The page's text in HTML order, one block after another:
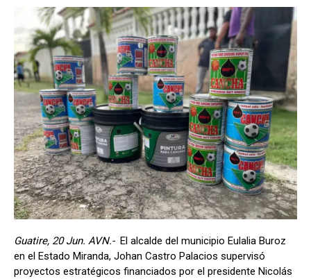
Guatire, 20 Jun. AVN.- El alcalde del municipio Eulalia Buroz
en el Estado Miranda, Johan Castro Palacios supervisó
proyectos estratégicos financiados por el presidente Nicolás